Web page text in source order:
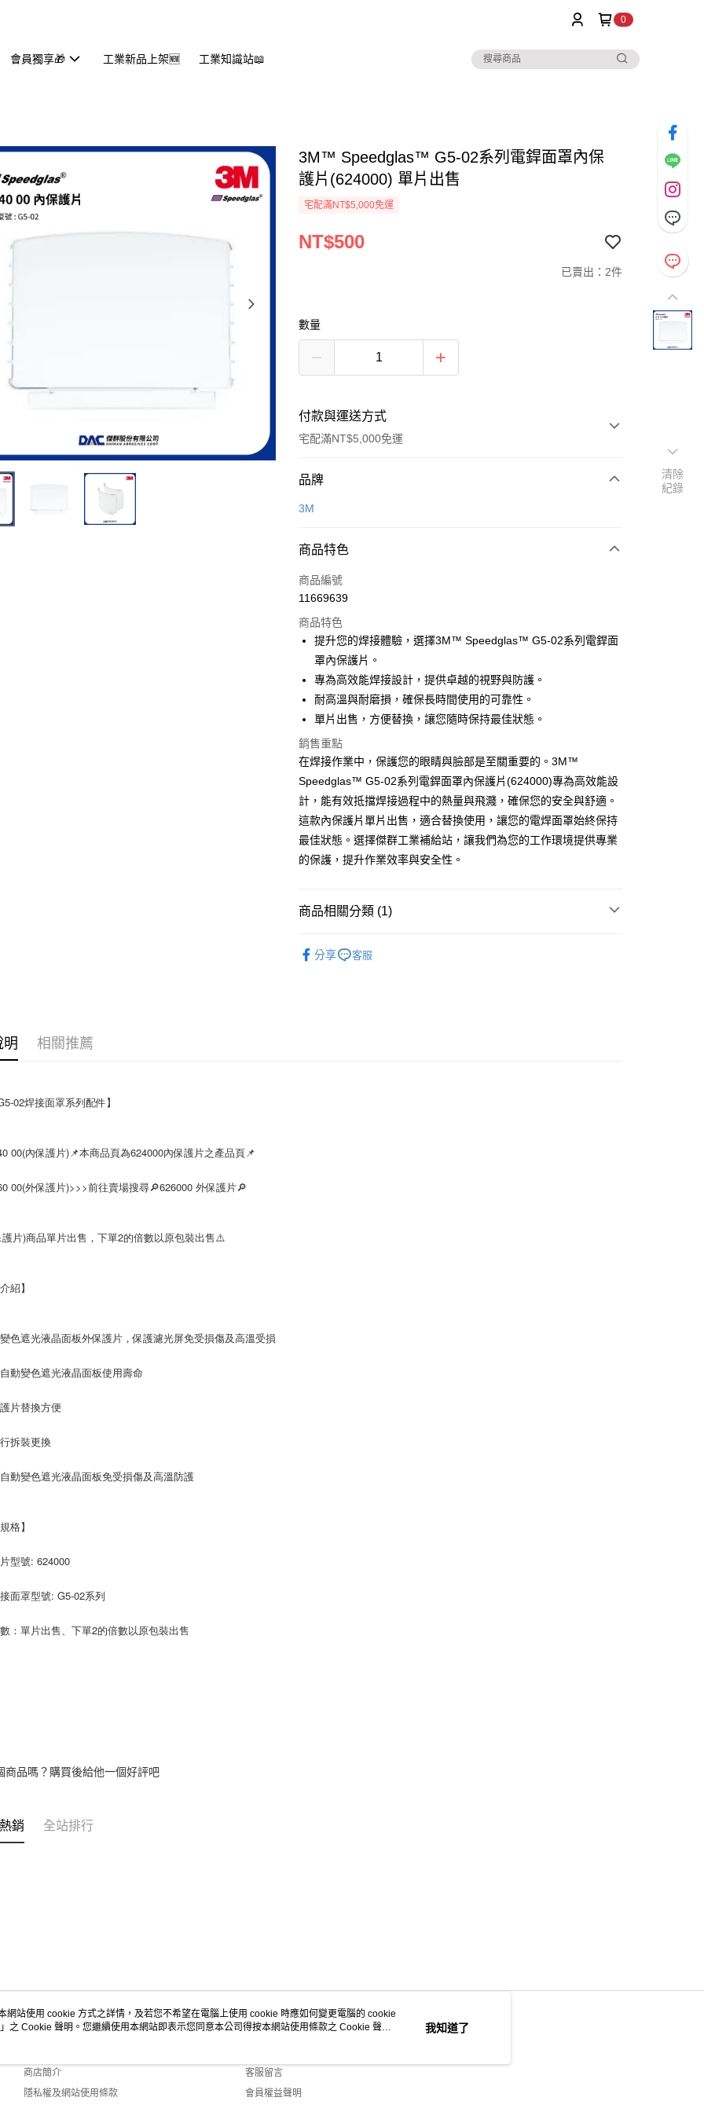
0
會員獨享🎁 工業新品上架🆕 工業知識站📖
3M™ Speedglas™ G5-02系列電銲面罩內保
護片(624000) 單片出售
宅配滿NT$5,000免運
NT$500
已賣出：2件
數量
付款與運送方式
宅配滿NT$5,000免運
付款方式
信用卡一次付款
Apple Pay
街口支付
悠遊付
全盈+PAY
全家取貨付款
每筆NT$60
付款後全家取貨
每筆NT$60
7-11取貨付款
付款後7-11取貨
新竹物流(大件商品、貨量較大)
品牌
3M
商品特色
商品編號
11669639
商品特色
提升您的焊接體驗，選擇3M™ Speedglas™ G5-02系列電銲面
罩內保護片。
專為高效能焊接設計，提供卓越的視野與防護。
耐高溫與耐磨損，確保長時間使用的可靠性。
單片出售，方便替換，讓您隨時保持最佳狀態。
銷售重點
在焊接作業中，保護您的眼睛與臉部是至關重要的。3M™
Speedglas™ G5-02系列電銲面罩內保護片(624000)專為高效能設
計，能有效抵擋焊接過程中的熱量與飛濺，確保您的安全與舒適。
這款內保護片單片出售，適合替換使用，讓您的電焊面罩始終保持
最佳狀態。選擇傑群工業補給站，讓我們為您的工作環境提供專業
的保護，提升作業效率與安全性。
商品相關分類 (1)
分享
客服
明 相關推薦
02焊接面罩系列配件】
00(內保護片)📌本商品頁為624000內保護片之產品頁📌
00(外保護片)>>>前往賣場搜尋🔎626000 外保護片🔎
片)商品單片出售，下單2的倍數以原包裝出售⚠️
紹】
色遮光液晶面板外保護片，保護濾光屏免受損傷及高溫受損
動變色遮光液晶面板使用壽命
片替換方便
拆裝更換
動變色遮光液晶面板免受損傷及高溫防護
格】
型號: 624000
面罩型號: G5-02系列
：單片出售、下單2的倍數以原包裝出售
商品嗎？購買後給他一個好評吧
銷 全站排行
關於我們
商店簡介
隱私權及網站使用條款
客服資訊
客服留言
會員權益聲明
清除
紀錄
網站使用 cookie 方式之詳情，及若您不希望在電腦上使用 cookie 時應如何變更電腦的 cookie
」之 Cookie 聲明。您繼續使用本網站即表示您同意本公司得按本網站使用條款之 Cookie 聲明
我知道了